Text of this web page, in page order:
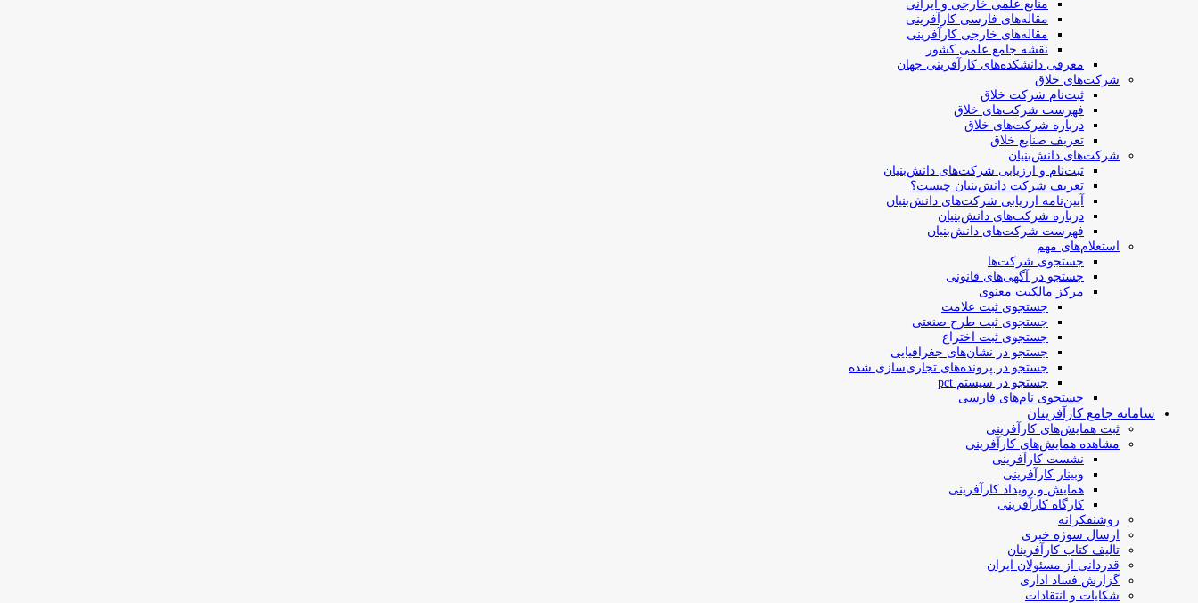
منابع علمی خارجی و ایرانی
مقاله‌های فارسی کارآفرینی
مقاله‌های خارجی کارآفرینی
نقشه جامع علمی کشور
معرفی دانشکده‌های کارآفرینی جهان
شرکت‌های خلاق
ثبت‌نام شرکت خلاق
فهرست شرکت‌های خلاق
درباره شرکت‌های خلاق
تعریف صنایع خلاق
شرکت‌های دانش‌بنیان
ثبت‌نام و ارزیابی شرکت‌های دانش‌بنیان
تعریف شرکت دانش‌بنیان چیست؟
آیین‌نامه ارزیابی شرکت‌های دانش‌بنیان
درباره شرکت‌های دانش‌بنیان
فهرست شرکت‌های دانش‌بنیان
استعلام‌های مهم
جستجوی شرکت‌ها
جستجو در آگهی‌های قانونی
مرکز مالکیت معنوی
جستجوی ثبت علامت
جستجوی ثبت طرح صنعتی
جستجوی ثبت اختراع
جستجو در نشان‌های جغرافیایی
جستجو در پرونده‌های تجاری‌سازی شده
جستجو در سیستم pct
جستجوی نام‌های فارسی
سامانه جامع کارآفرینان
ثبت همایش‌های کارآفرینی
مشاهده همایش‌های کارآفرینی
نشست کارآفرینی
وبینار کارآفرینی
همایش و رویداد کارآفرینی
کارگاه کارآفرینی
روشنفکرانه
ارسال سوژه‌ خبری
تالیف کتاب کارآفرینان
قدردانی از مسئولان ایران
گزارش فساد اداری
شکایات و انتقادات